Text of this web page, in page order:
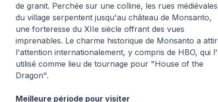
de granit. Perchée sur une colline, les rues médiévales
du village serpentent jusqu'au château de Monsanto,
une forteresse du XIIe siècle offrant des vues
imprenables. Le charme historique de Monsanto a
l'attention internationalement, y compris de HBO, qui
utilisé comme lieu de tournage pour "House of the
Dragon".
Meilleure période pour visiter